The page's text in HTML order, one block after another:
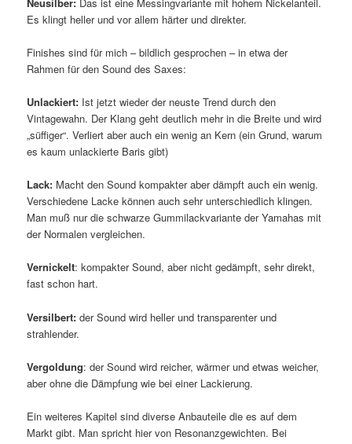
Es klingt heller und vor allem härter und direkter.
Finishes sind für mich – bildlich gesprochen – in etwa der
Rahmen für den Sound des Saxes:
Unlackiert: Ist jetzt wieder der neuste Trend durch den
Vintagewahn. Der Klang geht deutlich mehr in die Breite und wird
„süffiger“. Verliert aber auch ein wenig an Kern (ein Grund, warum
es kaum unlackierte Baris gibt)
Lack: Macht den Sound kompakter aber dämpft auch ein wenig.
Verschiedene Lacke können auch sehr unterschiedlich klingen.
Man muß nur die schwarze Gummilackvariante der Yamahas mit
der Normalen vergleichen.
Vernickelt: kompakter Sound, aber nicht gedämpft, sehr direkt,
fast schon hart.
Versilbert: der Sound wird heller und transparenter und
strahlender.
Vergoldung: der Sound wird reicher, wärmer und etwas weicher,
aber ohne die Dämpfung wie bei einer Lackierung.
Ein weiteres Kapitel sind diverse Anbauteile die es auf dem
Markt gibt. Man spricht hier von Resonanzgewichten. Bei